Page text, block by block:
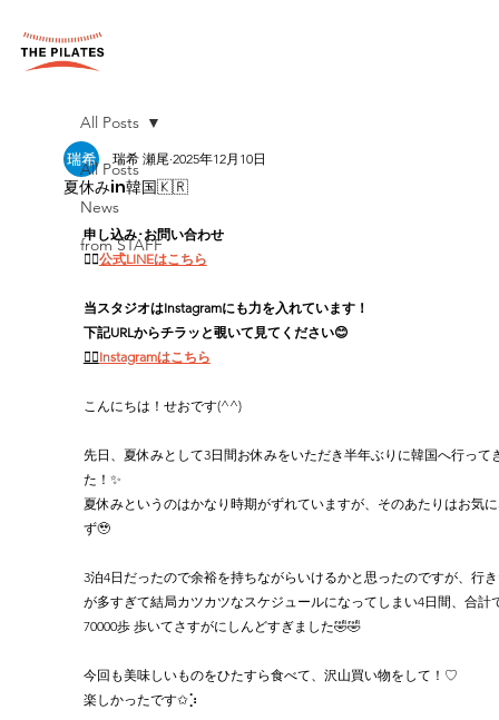
All Posts
News
from STAFF
All Posts
夏休みin韓国🇰🇷
瑞希 瀬尾 2025年12月10日
申し込み･お問い合わせ
👉🏻公式LINEはこちら
当スタジオはInstagramにも力を入れています！
下記URLからチラッと覗いて見てください😊
👉🏻Instagramはこちら
こんにちは！せおです(^^)
先日、夏休みとして3日間お休みをいただき半年ぶりに韓国へ行って
た！✨️
夏休みというのはかなり時期がずれていますが、そのあたりはお気
ず🥹
3泊4日だったので余裕を持ちながらいけるかと思ったのですが、行
が多すぎて結局カツカツなスケジュールになってしまい4日間、合計
70000歩 歩いてさすがにしんどすぎました🤣🤣
今回も美味しいものをひたすら食べて、沢山買い物をして！♡
楽しかったです✩︎⡱